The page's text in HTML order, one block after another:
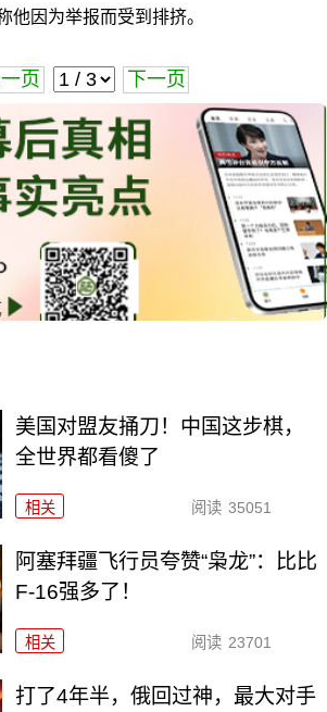
他因为举报而受到排挤。
页 下一页
美国对盟友捅刀！中国这步棋，
全世界都看傻了
相关 阅读 35051
阿塞拜疆飞行员夸赞“枭龙”：比比
F-16强多了！
相关 阅读 23701
打了4年半，俄回过神，最大对手